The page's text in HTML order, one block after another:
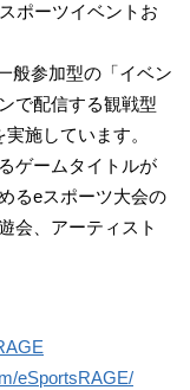
ポーツイベントお
般参加型の「イベン
で配信する観戦型
施しています。
ゲームタイトルが
るeスポーツ大会の
会、アーティスト
eSportsRAGE/